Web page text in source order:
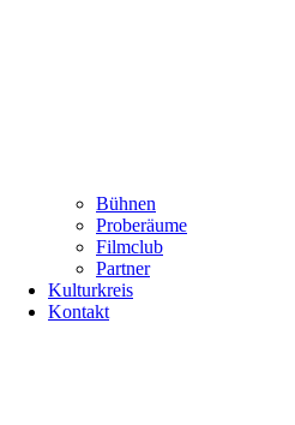
Bühnen
Proberäume
Filmclub
Partner
Kulturkreis
Kontakt